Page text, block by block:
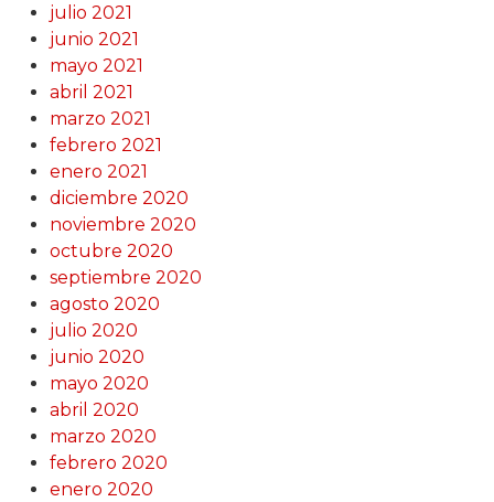
julio 2021
junio 2021
mayo 2021
abril 2021
marzo 2021
febrero 2021
enero 2021
diciembre 2020
noviembre 2020
octubre 2020
septiembre 2020
agosto 2020
julio 2020
junio 2020
mayo 2020
abril 2020
marzo 2020
febrero 2020
enero 2020